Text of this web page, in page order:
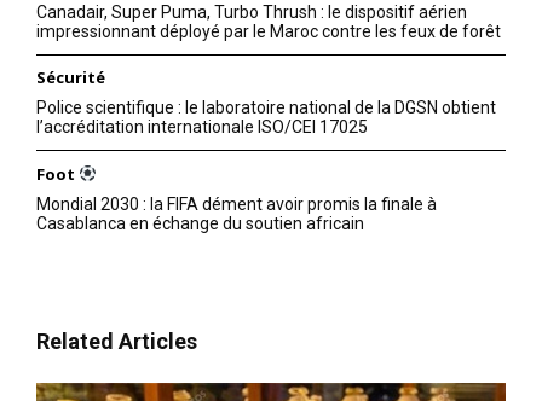
Canadair, Super Puma, Turbo Thrush : le dispositif aérien
impressionnant déployé par le Maroc contre les feux de forêt
Sécurité
Police scientifique : le laboratoire national de la DGSN obtient
l’accréditation internationale ISO/CEI 17025
Foot
Mondial 2030 : la FIFA dément avoir promis la finale à
Casablanca en échange du soutien africain
Related Articles